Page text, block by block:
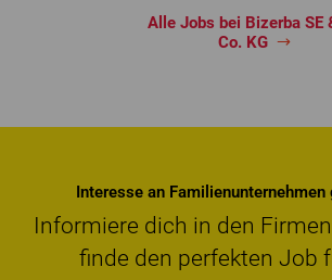
Alle Jobs bei Bizerba SE
Co. KG
Interesse an Familienunternehmen
Informiere dich in den
finde den perfekten Job